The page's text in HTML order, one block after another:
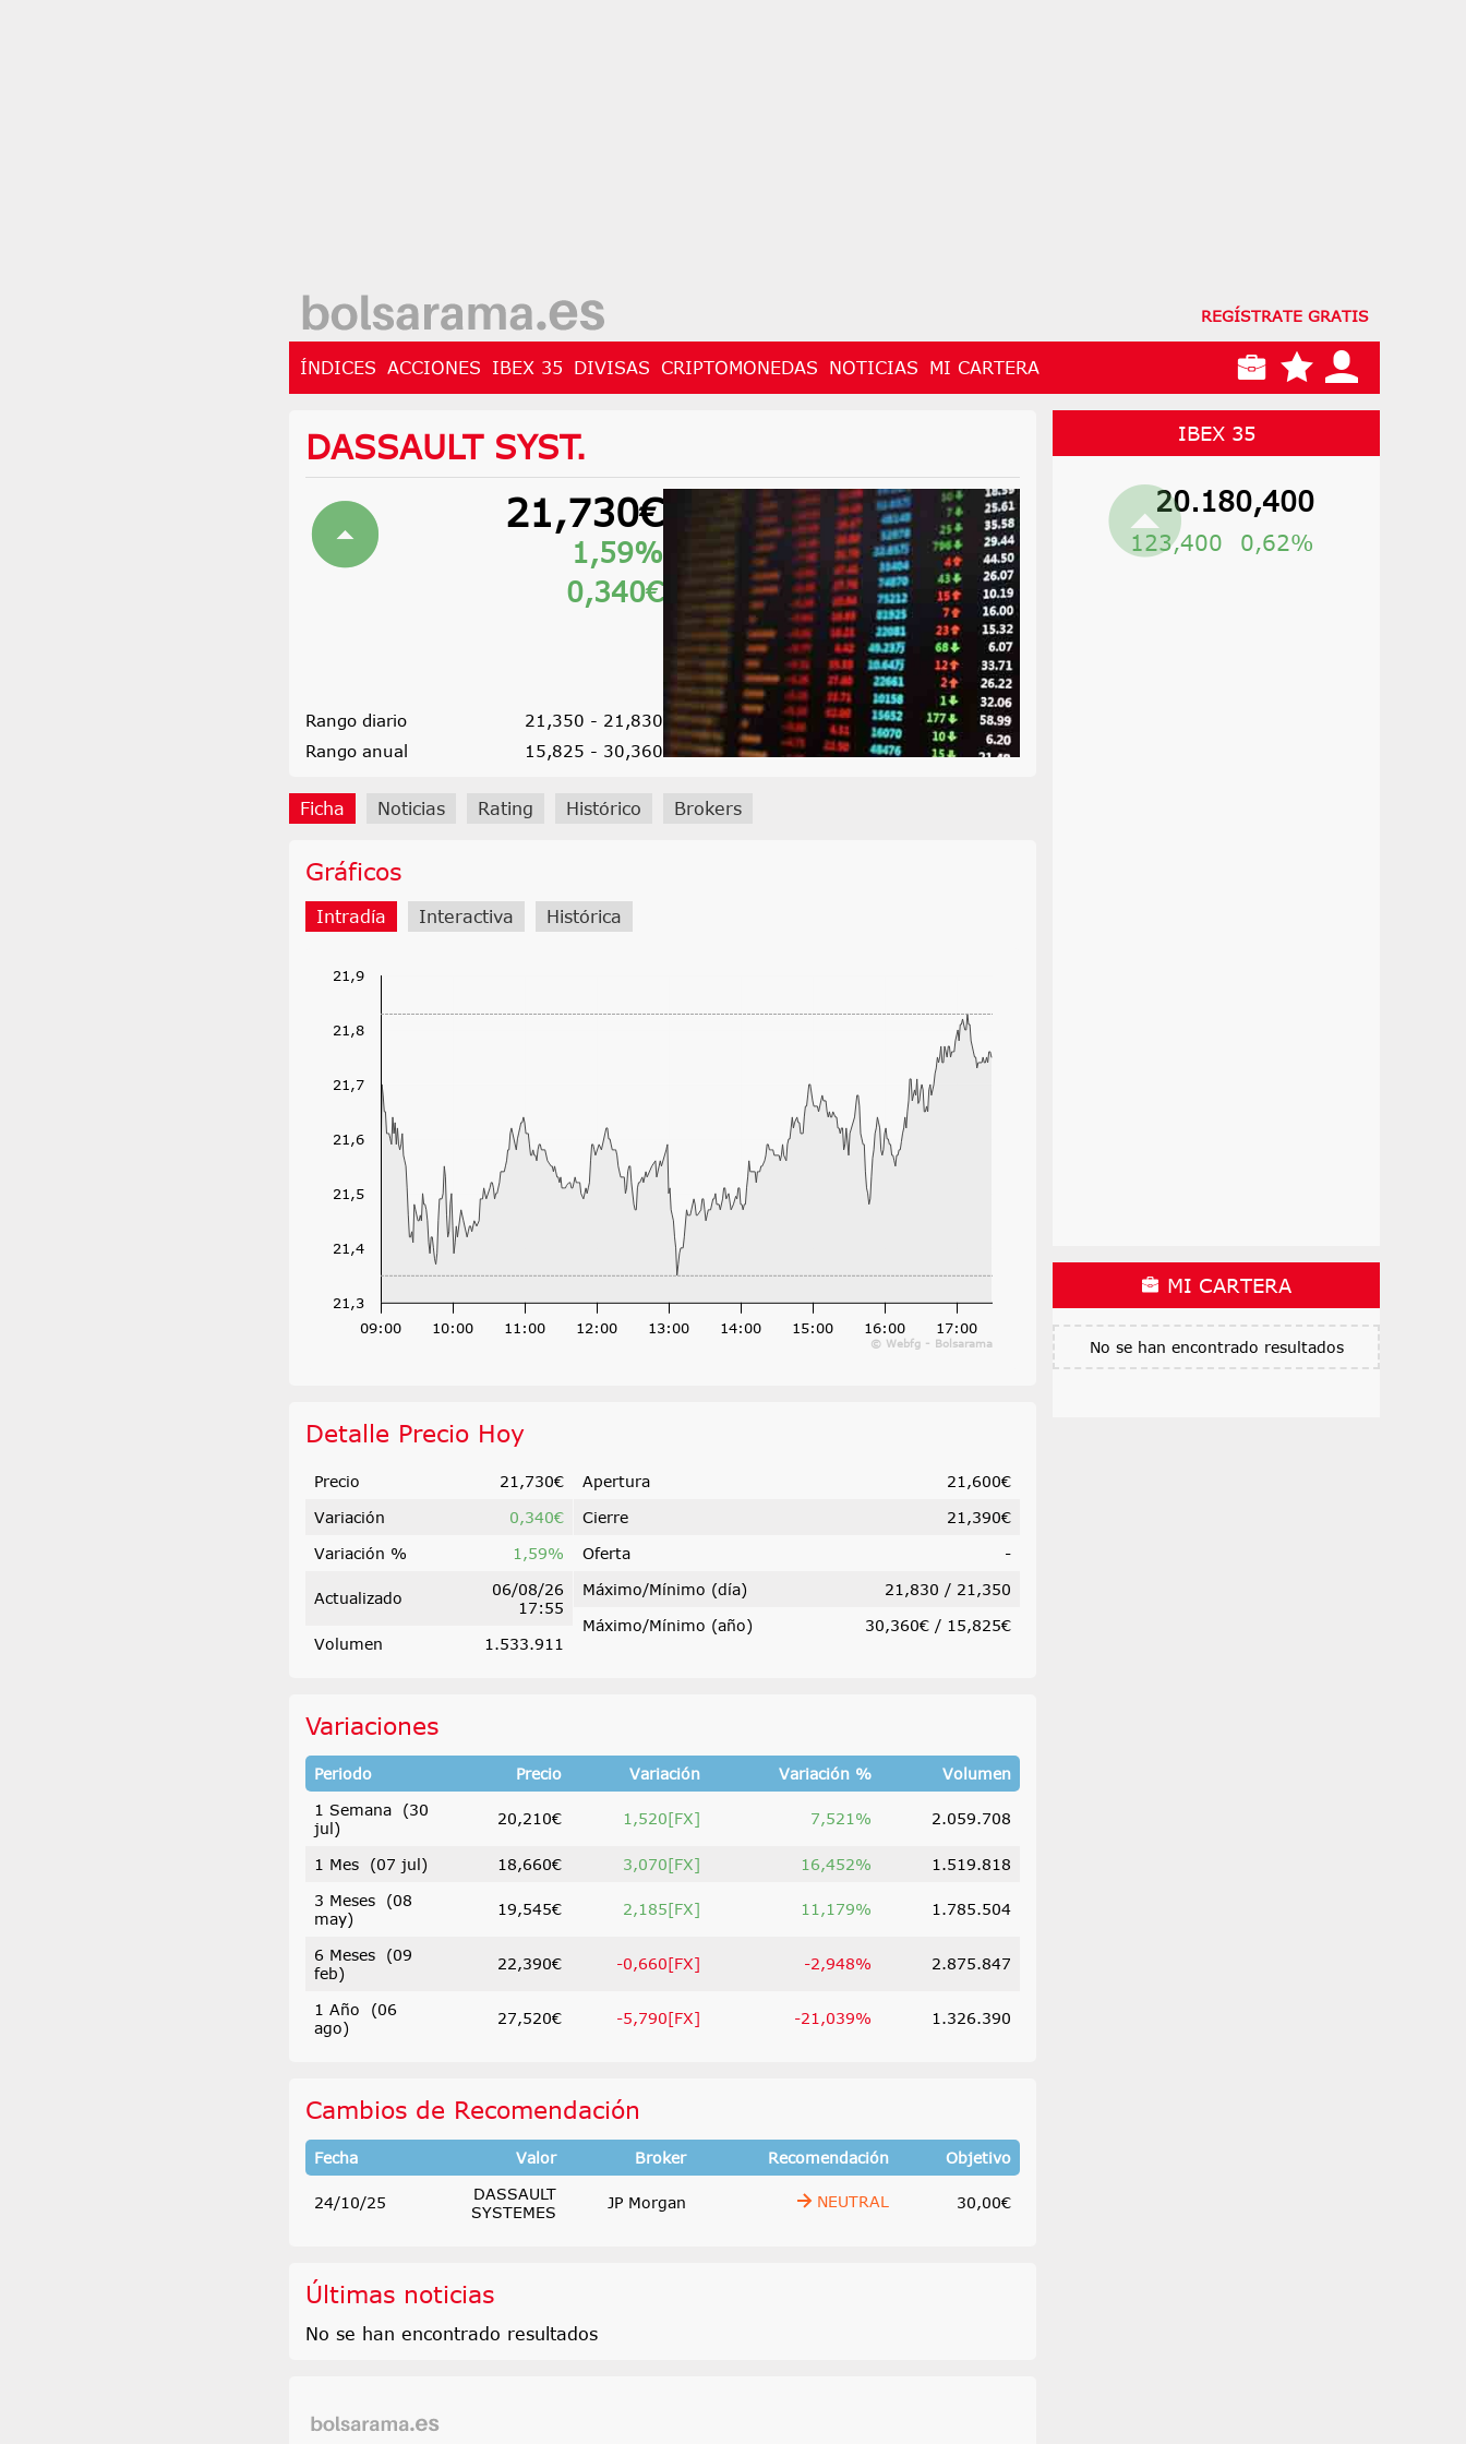
REGÍSTRATE GRATIS
ÍNDICES ACCIONES IBEX 35 DIVISAS CRIPTOMONEDAS NOTICIAS MI CARTERA
DASSAULT SYST.
21,730€
1,59%
0,340€
Rango diario
21,350 - 21,830
Rango anual
15,825 - 30,360
Ficha Noticias Rating Histórico Brokers
Gráficos
Intradía Interactiva Histórica
09:00 10:00 11:00 12:00 13:00 14:00 15:00 16:00 17:00
21,3
21,4
21,5
21,6
21,7
21,8
21,9
© Webfg - Bolsarama
Detalle Precio Hoy
Precio
21,730€
Variación
0,340€
Variación %
1,59%
Actualizado
06/08/26
17:55
Volumen
1.533.911
Apertura
21,600€
Cierre
21,390€
Oferta
-
Máximo/Mínimo (día)
21,830 / 21,350
Máximo/Mínimo (año)
30,360€ / 15,825€
Variaciones
Periodo Precio Variación Variación %
Volumen
1 Semana (30
jul)
20,210€ 1,520[FX] 7,521% 2.059.708
1 Mes (07 jul) 18,660€ 3,070[FX] 16,452%
1.519.818
3 Meses (08
may)
19,545€ 2,185[FX] 11,179% 1.785.504
6 Meses (09
feb)
22,390€ -0,660[FX] -2,948% 2.875.847
1 Año (06
ago)
27,520€ -5,790[FX] -21,039% 1.326.390
Cambios de Recomendación
Fecha Valor Broker Recomendación Objetivo
24/10/25
DASSAULT
SYSTEMES
JP Morgan NEUTRAL 30,00€
Últimas noticias
No se han encontrado resultados
IBEX 35
20.180,400
123,400 0,62%
MI CARTERA
No se han encontrado resultados